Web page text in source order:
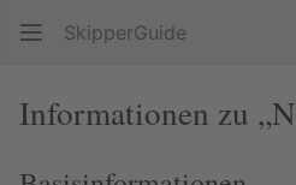
SkipperGuide
Informationen zu